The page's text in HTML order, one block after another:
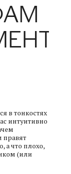
в тонкостях
интуитивно
правят
а что плохо,
(или